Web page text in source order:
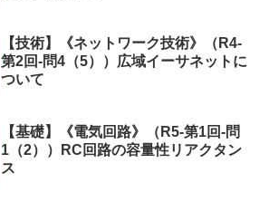
【技術】《ネットワーク技術》（R4-
第2回-問4（5））広域イーサネットに
ついて
【基礎】《電気回路》（R5-第1回-問
1（2））RC回路の容量性リアクタン
ス